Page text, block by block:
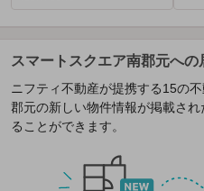
スマートスクエア南郡元へ
ニフティ不動産が提携する15の
郡元の新しい物件情報が掲載さ
ることができます。